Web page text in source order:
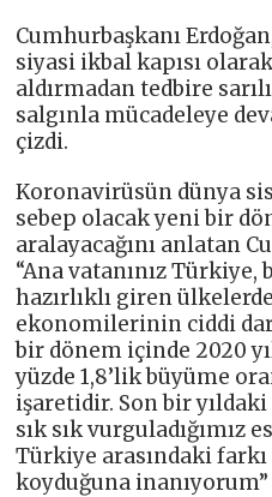
Cumhurbaşkanı
siyasi ikbal kapısı
aldırmadan tedbire
salgınla mücadeleye
çizdi.
Koronavirüsün dünya
sebep olacak yeni bir
aralayacağını anlatan
“Ana vatanınız Türkiye,
hazırlıklı giren
ekonomilerinin ciddi
bir dönem içinde 2020
yüzde 1,8’lik büyüme
işaretidir. Son bir
sık sık vurguladığımız
Türkiye arasındaki farkı
koyduğuna